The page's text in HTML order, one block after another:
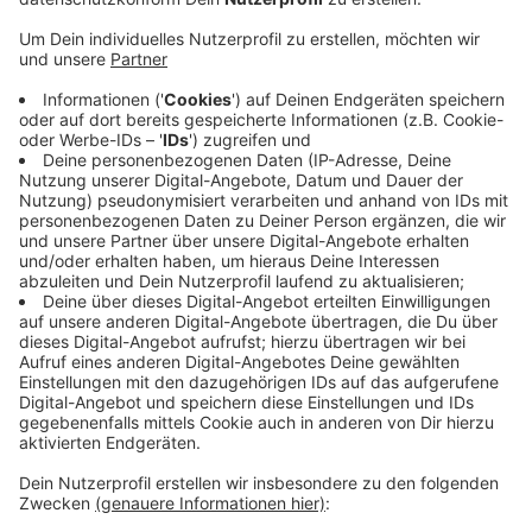
Anzeige
Langfristig prüft die Stadt, ob dort eine neue
Grundschule gebaut werden kann. Die Abriss-Arbeiten
werden noch vom bisherigen Eigentümer beauftragt.
Die Stadt übernimmt das Grundstück erst vollständig,
wenn das Gelände geräumt und frei von Altlasten ist.
Ob und wie das Gelände später dann bebaut wird, ist
noch nicht bekannt. Anwohner sollen über die weiteren
Schritte informiert werden, heißt es aus Bergisch
Gladbach.
Anzeige